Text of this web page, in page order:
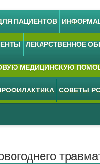
ПАЦИЕНТОВ
ЛЕКАРСТВЕННОЕ
МЕДИЦИНСКУЮ
СОВЕТЫ